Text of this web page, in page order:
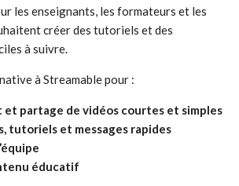
les enseignants, les formateurs et les
créer des tutoriels et des
à suivre.
à Streamable pour :
partage de vidéos courtes et simples
tutoriels et messages rapides
éducatif